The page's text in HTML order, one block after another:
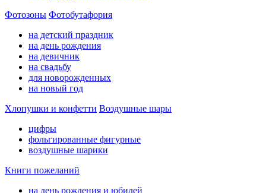
Фотозоны Фотобутафория
на детский праздник
на день рождения
на девичник
на свадьбу
для новорожденных
на новый год
Хлопушки и конфетти Воздушные шары
цифры
фольгированные фигурные
воздушные шарики
Книги пожеланий
на день рождения и юбилей